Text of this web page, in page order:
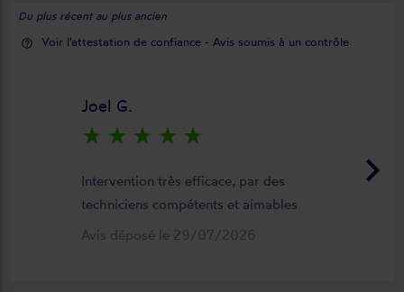
Du plus récent au plus ancien
help_outline Voir l'attestation de confiance - Avis soumis à un contrôle
keyboard_arrow_right
Joel G.
star_rate star_rate star_rate star_rate star_rate
Intervention très efficace, par des
techniciens compétents et aimables
Avis déposé le 29/07/2026